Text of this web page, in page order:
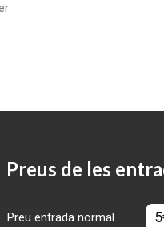
Preus de les
Preu entrada normal